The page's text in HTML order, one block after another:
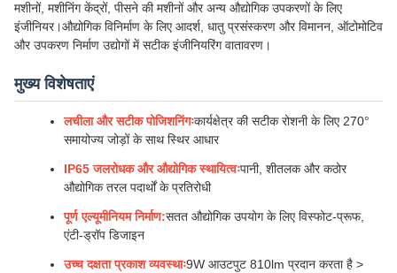
मशीनों, मशीनिंग केंद्रों, पीसने की मशीनों और अन्य औद्योगिक उपकरणों के लिए
इंजीनियर।औद्योगिक विनिर्माण के लिए आदर्श, धातु प्रसंस्करण और विमानन, ऑटोमोटिव
और उपकरण निर्माण उद्योगों में सटीक इंजीनियरिंग वातावरण।
मुख्य विशेषताएं
लचीला और सटीक पोजिशनिंगःकार्यक्षेत्र की सटीक रोशनी के लिए 270°
समायोज्य जोड़ों के साथ स्थिर आधार
IP65 जलरोधक और औद्योगिक स्थायित्वःपानी, शीतलक और कठोर
औद्योगिक तरल पदार्थों के प्रतिरोधी
पूर्ण एल्यूमीनियम निर्माण:सतत औद्योगिक उपयोग के लिए विस्फोट-प्रूफ,
एंटी-ड्रॉप डिजाइन
उच्च दक्षता प्रकाश व्यवस्थाः9W आउटपुट 810lm प्रदान करता है >